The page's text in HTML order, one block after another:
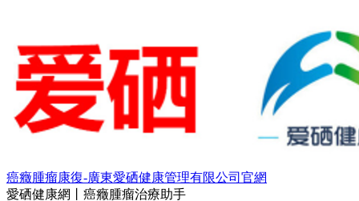
癌癥腫瘤康復-廣東愛硒健康管理有限公司官網
愛硒健康網丨癌癥腫瘤治療助手